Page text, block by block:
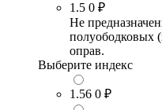
1.5 0 ₽
Не
полуободковых
оправ.
Выберите индекс
1.56 0 ₽